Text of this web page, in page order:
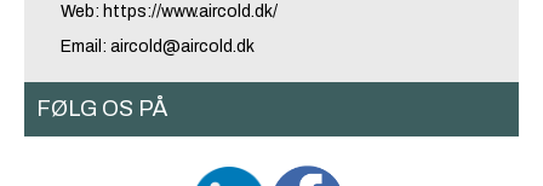
Web: https://www.aircold.dk/
Email: aircold@aircold.dk
FØLG OS PÅ